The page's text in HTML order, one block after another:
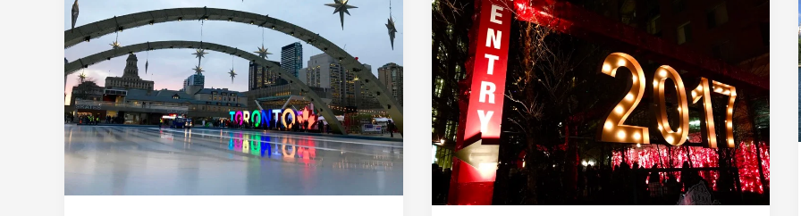
e
o
que
fecha
no
dia
primeiro
Toronto